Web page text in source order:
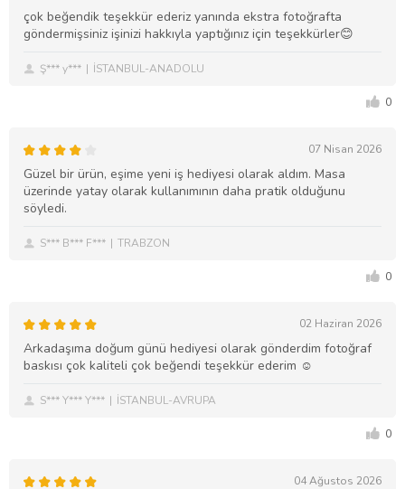
çok beğendik teşekkür ederiz yanında ekstra fotoğrafta
göndermişsiniz işinizi hakkıyla yaptığınız için teşekkürler😊
Ş*** y*** İSTANBUL-ANADOLU
0
07 Nisan 2026
Güzel bir ürün, eşime yeni iş hediyesi olarak aldım. Masa
üzerinde yatay olarak kullanımının daha pratik olduğunu
söyledi.
S*** B*** F*** TRABZON
0
02 Haziran 2026
Arkadaşıma doğum günü hediyesi olarak gönderdim fotoğraf
baskısı çok kaliteli çok beğendi teşekkür ederim ☺️
S*** Y*** Y*** İSTANBUL-AVRUPA
0
04 Ağustos 2026